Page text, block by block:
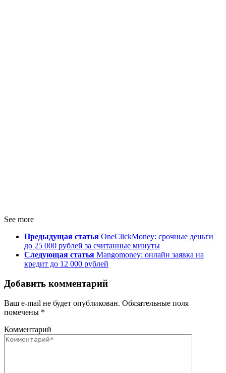
See more
Предыдущая статья OneClickMoney: срочные деньги
до 25 000 рублей за считанные минуты
Следующая статья Mangomoney: онлайн заявка на
кредит до 12 000 рублей
Добавить комментарий
Ваш e-mail не будет опубликован. Обязательные поля
помечены *
Комментарий